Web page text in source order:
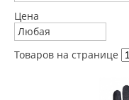
Цена
Любая
Товаров на странице